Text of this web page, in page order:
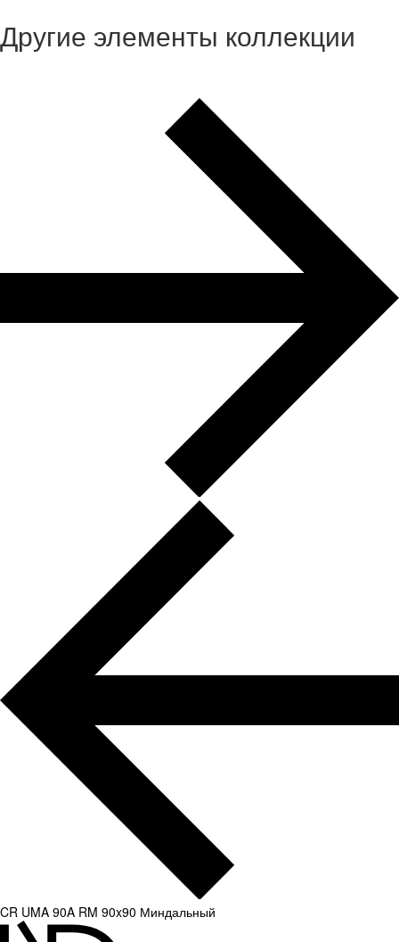
Другие элементы коллекции
CR UMA 90A RM 90x90 Миндальный